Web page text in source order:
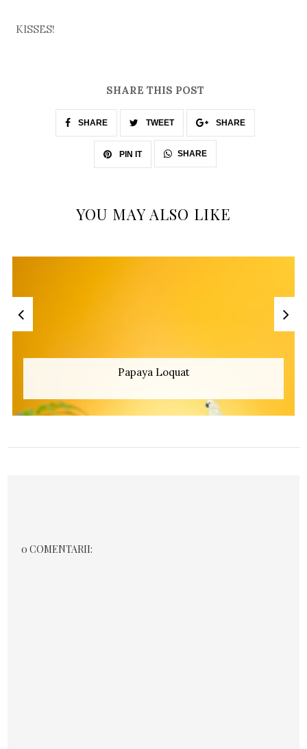
KISSES!
SHARE THIS POST
SHARE TWEET SHARE
PIN IT SHARE
YOU MAY ALSO LIKE
Papaya Loquat
0 COMENTARII: